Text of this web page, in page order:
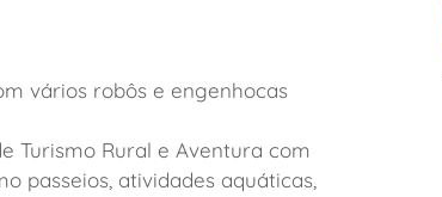
vários robôs e engenhocas
Turismo Rural e Aventura com
passeios, atividades aquáticas,